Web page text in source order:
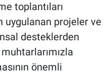
toplantıları
uygulanan projeler ve
desteklerden
önemli